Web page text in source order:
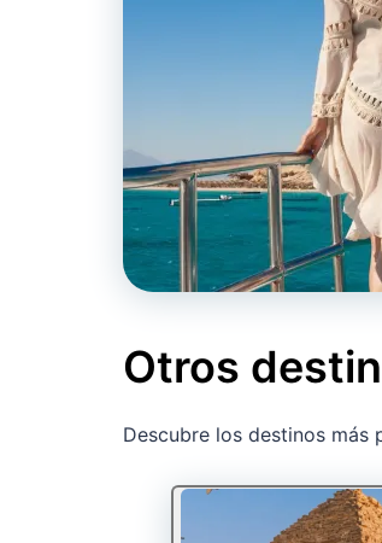
Otros
Descubre los destinos más